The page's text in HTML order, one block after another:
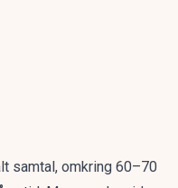
samtal, omkring 60–70